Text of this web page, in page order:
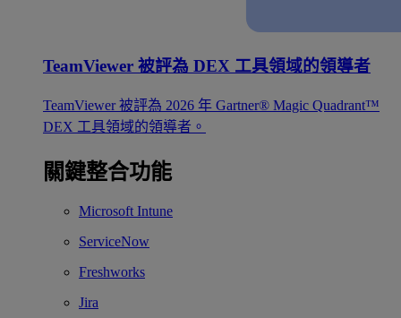
TeamViewer 被評為 DEX 工具領域的領導者
TeamViewer 被評為 2026 年 Gartner® Magic Quadrant™
DEX 工具領域的領導者。
關鍵整合功能
Microsoft Intune
ServiceNow
Freshworks
Jira